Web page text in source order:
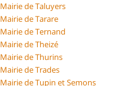
Mairie de Taluyers
Mairie de Tarare
Mairie de Ternand
Mairie de Theizé
Mairie de Thurins
Mairie de Trades
Mairie de Tupin et Semons